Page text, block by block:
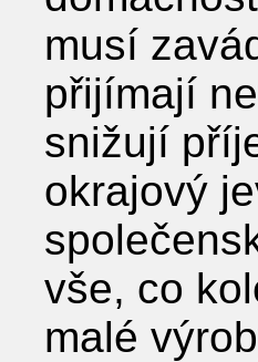
musí
přijímají
snižují
okrajový
vše, co
malé